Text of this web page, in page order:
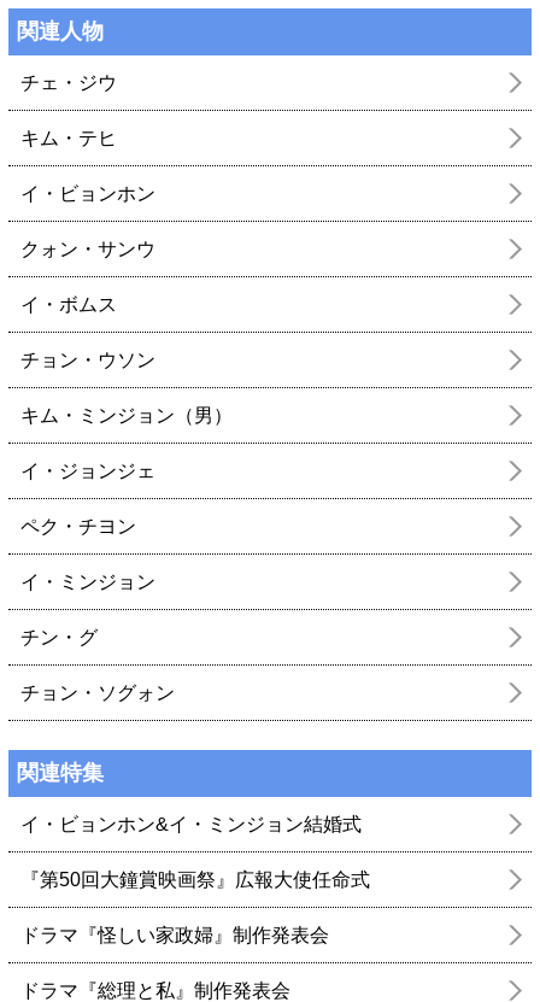
関連人物
チェ・ジウ
キム・テヒ
イ・ビョンホン
クォン・サンウ
イ・ボムス
チョン・ウソン
キム・ミンジョン（男）
イ・ジョンジェ
ペク・チヨン
イ・ミンジョン
チン・グ
チョン・ソグォン
関連特集
イ・ビョンホン&イ・ミンジョン結婚式
『第50回大鐘賞映画祭』広報大使任命式
ドラマ『怪しい家政婦』制作発表会
ドラマ『総理と私』制作発表会